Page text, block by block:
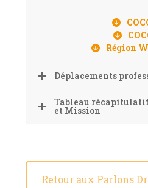
Région
Déplacements
Tableau
et Mission
Retour aux Parlons